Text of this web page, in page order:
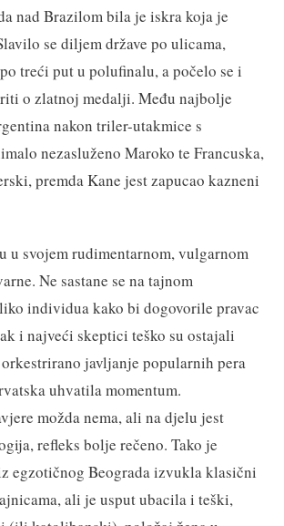
nad Brazilom bila je iskra koja je
se diljem države po ulicama,
treći put u polufinalu, a počelo se i
o zlatnoj medalji. Među najbolje
nakon triler-utakmice s
nezasluženo Maroko te Francuska,
premda Kane jest zapucao kazneni
u svojem rudimentarnom, vulgarnom
Ne sastane se na tajnom
individua kako bi dogovorile pravac
i najveći skeptici teško su ostajali
javljanje popularnih pera
uhvatila momentum.
možda nema, ali na djelu jest
refleks bolje rečeno. Tako je
egzotičnog Beograda izvukla klasični
ali je usput ubacila i teški,